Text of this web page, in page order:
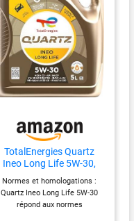
TotalEnergies Quartz
Ineo Long Life 5W-30,
Huile moteur essence et
Diesel, 5 litres
Normes et homologations :
Quartz Ineo Long Life 5W-30
répond aux normes